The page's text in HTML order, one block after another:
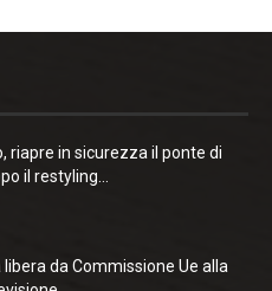
riapre in sicurezza il ponte di
il restyling...
libera da Commissione Ue alla